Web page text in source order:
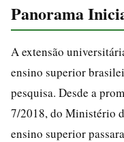
Panorama
A extensão
ensino superior
pesquisa. Desde a
7/2018, do Ministério
ensino superior